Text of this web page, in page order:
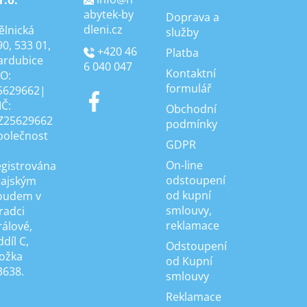
533 01,
v
C,
abytek-by
dleni.cz
+420 46
6 040 047
Doprava a
služby
Platba
Kontaktní
formulář
Obchodní
podmínky
GDPR
On-line
odstoupení
od kupní
smlouvy,
reklamace
Odstoupení
od Kupní
smlouvy
Reklamace